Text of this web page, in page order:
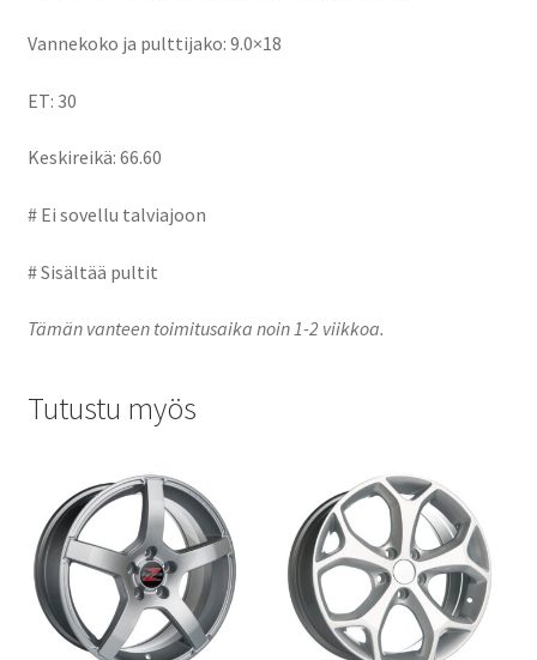
Vannekoko ja pulttijako: 9.0×18
ET: 30
Keskireikä: 66.60
# Ei sovellu talviajoon
# Sisältää pultit
Tämän vanteen toimitusaika noin 1-2 viikkoa.
Tutustu myös